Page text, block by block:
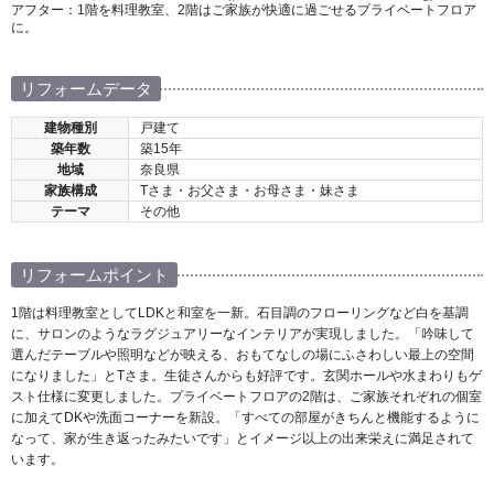
アフター：1階を料理教室、2階はご家族が快適に過ごせるプライベートフロア
に。
リフォームデータ
建物種別
戸建て
築年数
築15年
地域
奈良県
家族構成
Tさま・お父さま・お母さま・妹さま
テーマ
その他
リフォームポイント
1階は料理教室としてLDKと和室を一新。石目調のフローリングなど白を基調
に、サロンのようなラグジュアリーなインテリアが実現しました。「吟味して
選んだテーブルや照明などが映える、おもてなしの場にふさわしい最上の空間
になりました」とTさま。生徒さんからも好評です。玄関ホールや水まわりもゲ
スト仕様に変更しました。プライベートフロアの2階は、ご家族それぞれの個室
に加えてDKや洗面コーナーを新設。「すべての部屋がきちんと機能するように
なって、家が生き返ったみたいです」とイメージ以上の出来栄えに満足されて
います。